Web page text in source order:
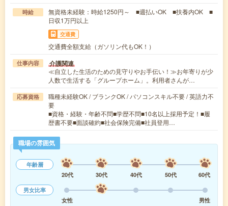
時給
無資格未経験：時給1250円～ ■週払いOK ■扶養内OK ■
日収1万円以上
交通費
交通費全額支給（ガソリン代もOK！）
仕事内容 介護関連
≪自立した生活のための見守りやお手伝い！≫お年寄りが少
人数で生活する「グループホーム」。利用者さんが…
応募資格
職種未経験OK / ブランクOK / パソコンスキル不要 / 英語力不
要
■資格・経験・年齢不問■学歴不問■10名以上採用予定！■履
歴書不要■面談確約■社会保険完備■社員登用…
職場の雰囲気
年齢層
20代
30代 40代 50代
60代
男女比率
女性
男性